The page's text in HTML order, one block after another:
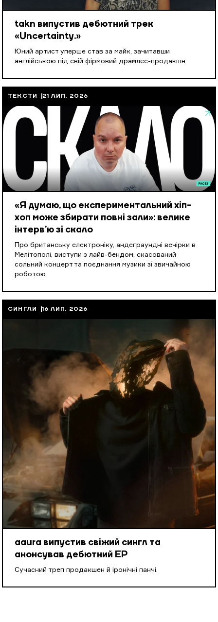
takn випустив дебютний трек
«Uncertainty.»
Юний артист уперше став за майк, зачитавши
англійською під свій фірмовий драмлес-продакшн.
ТЕКСТИ 21 ЛИП, 2026
«Я думаю, що експериментальний хіп-
хоп може збирати повні зали»: велике
інтерв’ю зі скало
Про британську електроніку, андеграундні вечірки в
Мелітополі, виступи з лайв-бендом, скасований
сольний концерт та поєднання музики зі звичайною
роботою.
СИНГЛИ 16 ЛИП, 2026
aaura випустив свіжий сингл та
анонсував дебютний EP
Cучасний треп продакшен й іронічні панчі.